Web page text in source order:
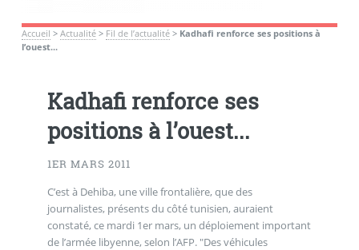
Accueil > Actualité> Fil de l’actualité> Kadhafi renforce ses positions à
l’ouest...
Kadhafi renforce ses
positions à l’ouest...
1ER MARS 2011
C’est à Dehiba, une ville frontalière, que des
journalistes, présents du côté tunisien, auraient
constaté, ce mardi 1er mars, un déploiement important
de l’armée libyenne, selon l’AFP. "Des véhicules